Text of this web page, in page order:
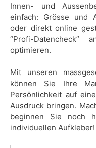
Innen- und
einfach: Grösse und
oder direkt online
“Profi-
optimieren.
Mit unseren
können Sie Ihre
Persönlichkeit auf
Ausdruck bringen.
beginnen Sie noch
individuellen Aufkleber!